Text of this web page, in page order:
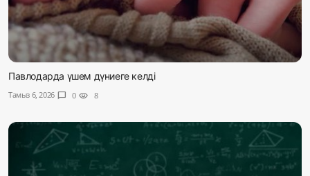
Павлодарда үшем дүниеге келді
Тамыз 6, 2026 chat_bubble 0 visibility 8